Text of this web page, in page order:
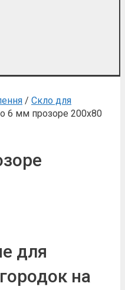
/ Скло для
6 мм прозоре 200х80
для
на